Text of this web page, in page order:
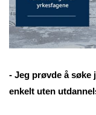
- Jeg prøvde å søke
enkelt uten